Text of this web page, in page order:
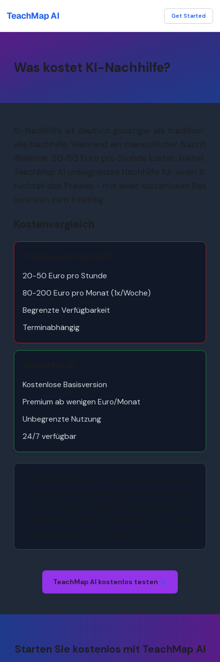
TeachMap AI Get Started
Was kostet KI-Nachhilfe?
KI-Nachhilfe ist deutlich günstiger als tradition
elle Nachhilfe. Während ein menschlicher Nachh
ilfelehrer 20-50 Euro pro Stunde kostet, bietet
TeachMap AI unbegrenzte Nachhilfe für einen B
ruchteil des Preises - mit einer kostenlosen Bas
isversion zum Einstieg.
Kostenvergleich
20-50 Euro pro Stunde
80-200 Euro pro Monat (1x/Woche)
Begrenzte Verfügbarkeit
Terminabhängig
Kostenlose Basisversion
Premium ab wenigen Euro/Monat
Unbegrenzte Nutzung
24/7 verfügbar
TeachMap AI kostenlos testen
Starten Sie kostenlos mit TeachMap AI